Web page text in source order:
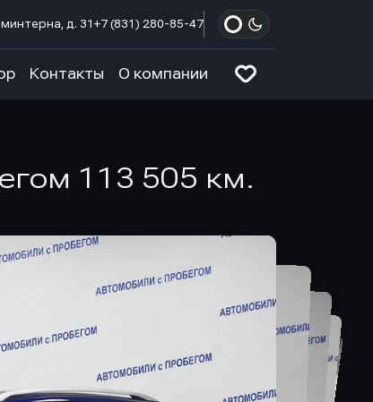
д. 31 +7 (831) 280-85-47
Контакты О компании
113 505 км.